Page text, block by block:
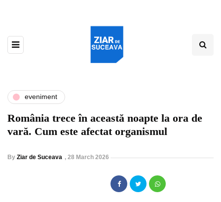
eveniment
România trece în această noapte la ora de
vară. Cum este afectat organismul
By Ziar de Suceava , 28 March 2026